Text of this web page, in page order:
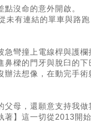
沒命的意外開啟。
未有連結的單車與路
急彎撞上電線桿與護
鼻樑的門牙與脫臼的
辦法想像，在動完手
父母，還願意支持我做
著】這一切從2013開